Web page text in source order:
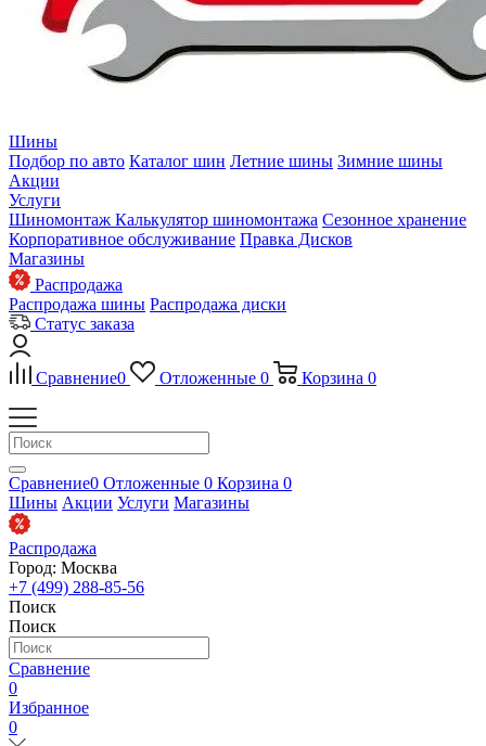
Шины
Подбор по авто Каталог шин Летние шины Зимние шины
Акции
Услуги
Шиномонтаж Калькулятор шиномонтажа Сезонное хранение
Корпоративное обслуживание Правка Дисков
Магазины
Распродажа
Распродажа шины Распродажа диски
Статус заказа
Сравнение0 Отложенные 0 Корзина 0
Сравнение0 Отложенные 0 Корзина 0
Шины Акции Услуги Магазины
Распродажа
Город: Москва
+7 (499) 288-85-56
Поиск
Поиск
Сравнение
0
Избранное
0